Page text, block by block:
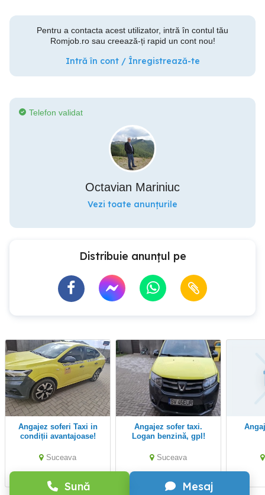
Pentru a contacta acest utilizator, intră în contul tău
Romjob.ro sau creează-ți rapid un cont nou!
Intră în cont / Înregistrează-te
Sună Mesaj
Telefon validat
Octavian Mariniuc
Vezi toate anunțurile
Distribuie anunțul pe
Angajez soferi Taxi in
condiții avantajoase!
Suceava
Angajez sofer taxi.
Logan benzină, gpl!
Suceava